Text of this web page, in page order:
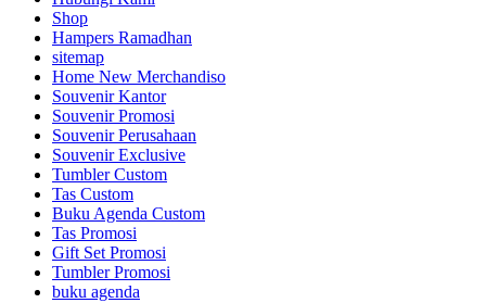
Shop
Hampers Ramadhan
sitemap
Home New Merchandiso
Souvenir Kantor
Souvenir Promosi
Souvenir Perusahaan
Souvenir Exclusive
Tumbler Custom
Tas Custom
Buku Agenda Custom
Tas Promosi
Gift Set Promosi
Tumbler Promosi
buku agenda